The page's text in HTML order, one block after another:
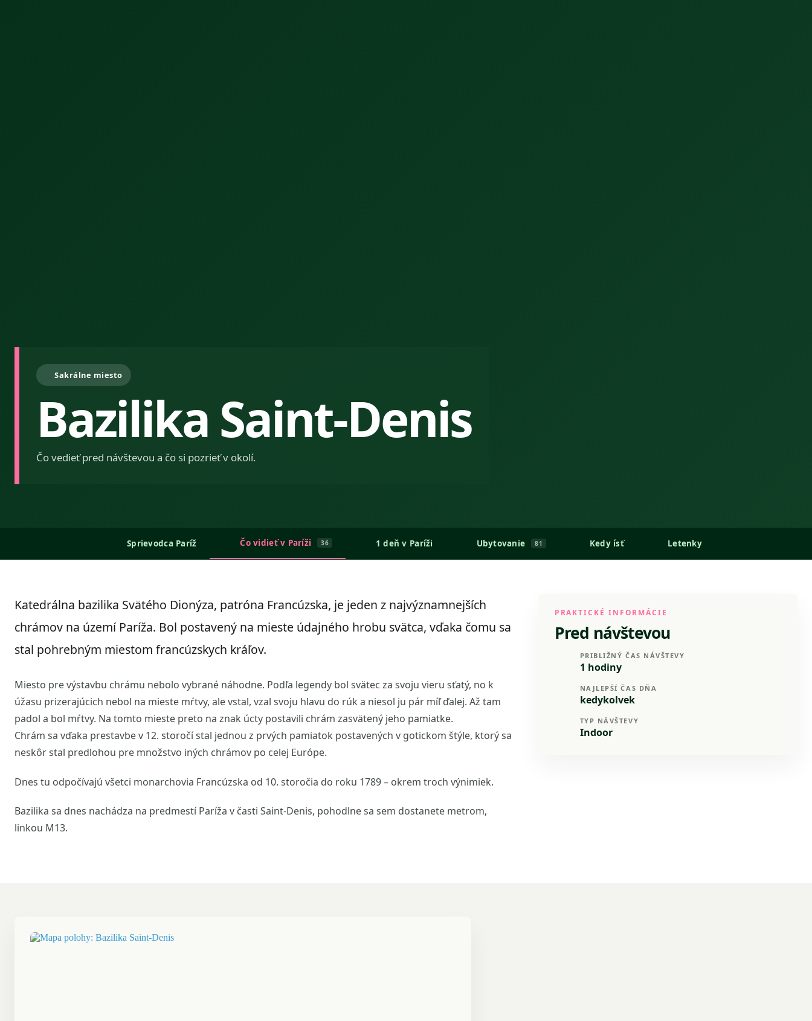
Sakrálne miesto
Bazilika Saint-Denis
Čo vedieť pred návštevou a čo si pozrieť v okolí.
Sprievodca Paríž Čo vidieť v Paríži 36 1 deň v Paríži Ubytovanie 81 Kedy ísť Letenky
Katedrálna bazilika Svätého Dionýza, patróna Francúzska, je jeden z najvýznamnejších
chrámov na území Paríža. Bol postavený na mieste údajného hrobu svätca, vďaka čomu sa
stal pohrebným miestom francúzskych kráľov.
Miesto pre výstavbu chrámu nebolo vybrané náhodne. Podľa legendy bol svätec za svoju vieru sťatý, no k
úžasu prizerajúcich nebol na mieste mŕtvy, ale vstal, vzal svoju hlavu do rúk a niesol ju pár míľ ďalej. Až tam
padol a bol mŕtvy. Na tomto mieste preto na znak úcty postavili chrám zasvätený jeho pamiatke.
Chrám sa vďaka prestavbe v 12. storočí stal jednou z prvých pamiatok postavených v gotickom štýle, ktorý sa
neskôr stal predlohou pre množstvo iných chrámov po celej Európe.
Dnes tu odpočívajú všetci monarchovia Francúzska od 10. storočia do roku 1789 – okrem troch výnimiek.
Bazilika sa dnes nachádza na predmestí Paríža v časti Saint-Denis, pohodlne sa sem dostanete metrom,
linkou M13.
PRAKTICKÉ INFORMÁCIE
Pred návštevou
PRIBLIŽNÝ ČAS NÁVŠTEVY
1 hodiny
NAJLEPŠÍ ČAS DŇA
kedykolvek
TYP NÁVŠTEVY
Indoor